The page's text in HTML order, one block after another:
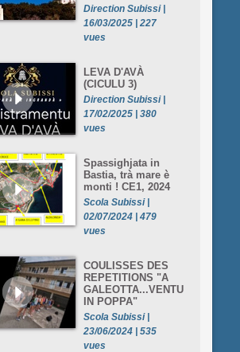
Direction Subissi |
16/03/2025 | 227
vues
LEVA D'AVÀ
(CICULU 3)
Direction Subissi |
17/02/2025 | 380
vues
Spassighjata in
Bastia, trà mare è
monti ! CE1, 2024
Scola Subissi |
02/07/2024 | 479
vues
COULISSES DES
REPETITIONS "A
GALEOTTA...VENTU
IN POPPA"
Scola Subissi |
23/06/2024 | 535
vues